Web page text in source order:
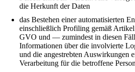
die Herkunft der Daten
das Bestehen einer automatisierten
einschließlich Profiling gemäß
GVO und — zumindest in diesen
Informationen über die involvierte
und die angestrebten Auswirkungen
Verarbeitung für die betroffene Person